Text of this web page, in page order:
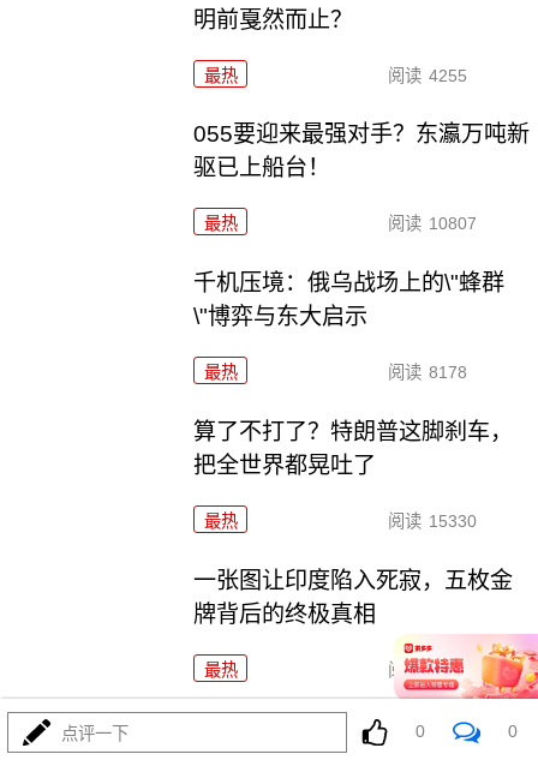
明前戛然而止？
最热 阅读 4255
055要迎来最强对手？东瀛万吨新
驱已上船台！
最热 阅读 10807
千机压境：俄乌战场上的\"蜂群
\"博弈与东大启示
最热 阅读 8178
算了不打了？特朗普这脚刹车，
把全世界都晃吐了
最热 阅读 15330
一张图让印度陷入死寂，五枚金
牌背后的终极真相
最热 阅读 10719
美国踏进3个大坑把自己埋了！恐
点评一下 0 0